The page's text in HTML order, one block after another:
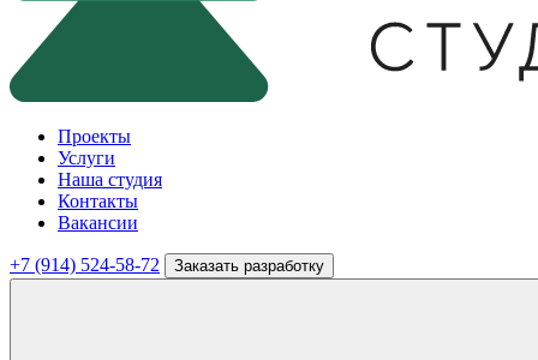
Проекты
Услуги
Наша студия
Контакты
Вакансии
+7 (914) 524-58-72 Заказать разработку